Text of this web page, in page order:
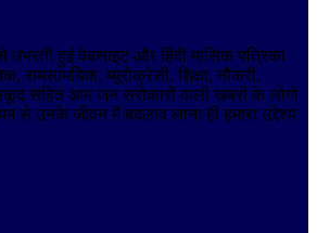
उभरती हुई वेबसाइट और हिंदी मासिक पत्रिका
समसामयिक, ब्यूरोक्रेसी, शिक्षा, नौकरी,
सहित आम जन सरोकारों वाली खबरों के लोगो
से उनके जीवन में बदलाव लाना ही हमारा उद्देश्य